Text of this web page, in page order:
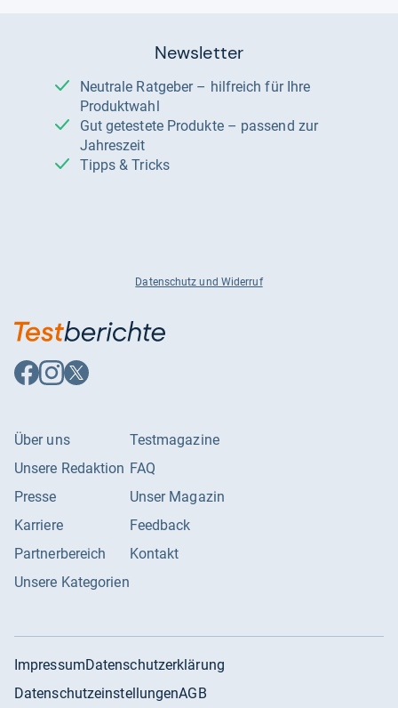
Newsletter
Neutrale Ratgeber – hilfreich für Ihre
Produktwahl
Gut getestete Produkte – passend zur
Jahreszeit
Tipps & Tricks
Datenschutz und Widerruf
Auf
Facebook
Auf
Instagram
Auf
X
Über uns
Unsere Redaktion
Presse
Karriere
Partnerbereich
Unsere Kategorien
Testmagazine
FAQ
Unser Magazin
Feedback
Kontakt
ImpressumDatenschutzerklärung
DatenschutzeinstellungenAGB